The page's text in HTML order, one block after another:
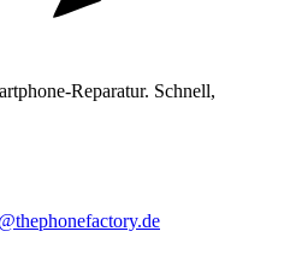
Reparatur. Schnell,